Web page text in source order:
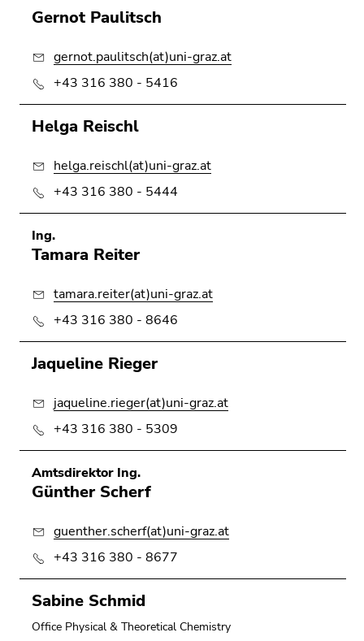
Gernot Paulitsch
gernot.paulitsch(at)uni-graz.at
+43 316 380 - 5416
Helga Reischl
helga.reischl(at)uni-graz.at
+43 316 380 - 5444
Ing.
Tamara Reiter
tamara.reiter(at)uni-graz.at
+43 316 380 - 8646
Jaqueline Rieger
jaqueline.rieger(at)uni-graz.at
+43 316 380 - 5309
Amtsdirektor Ing.
Günther Scherf
guenther.scherf(at)uni-graz.at
+43 316 380 - 8677
Sabine Schmid
Office Physical & Theoretical Chemistry